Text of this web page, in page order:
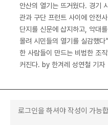
안산의 열기는 뜨거웠다. 경기
관과 구단 프런트 사이에 안전
단지를 신문에 삽지하고, 악대
몰려 시민들의 열기를 실감했
한 사람들이 만드는 비범한 조
커진다. by 한겨레 성연철 기자